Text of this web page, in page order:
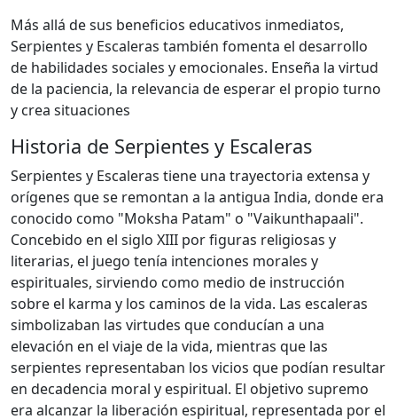
Más allá de sus beneficios educativos inmediatos,
Serpientes y Escaleras también fomenta el desarrollo
de habilidades sociales y emocionales. Enseña la virtud
de la paciencia, la relevancia de esperar el propio turno
y crea situaciones
Historia de Serpientes y Escaleras
Serpientes y Escaleras tiene una trayectoria extensa y
orígenes que se remontan a la antigua India, donde era
conocido como "Moksha Patam" o "Vaikunthapaali".
Concebido en el siglo XIII por figuras religiosas y
literarias, el juego tenía intenciones morales y
espirituales, sirviendo como medio de instrucción
sobre el karma y los caminos de la vida. Las escaleras
simbolizaban las virtudes que conducían a una
elevación en el viaje de la vida, mientras que las
serpientes representaban los vicios que podían resultar
en decadencia moral y espiritual. El objetivo supremo
era alcanzar la liberación espiritual, representada por el